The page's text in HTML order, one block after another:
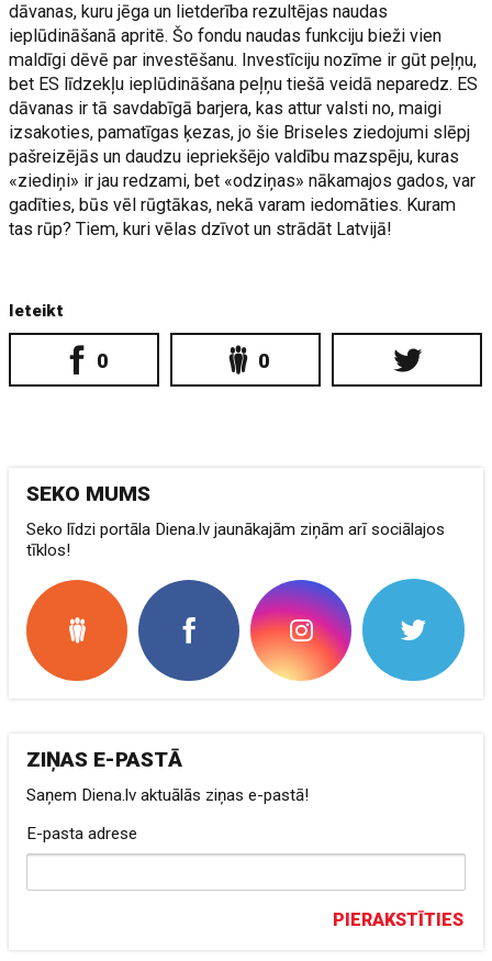
dāvanas, kuru jēga un lietderība rezultējas naudas
ieplūdināšanā apritē. Šo fondu naudas funkciju bieži vien
maldīgi dēvē par investēšanu. Investīciju nozīme ir gūt peļņu,
bet ES līdzekļu ieplūdināšana peļņu tiešā veidā neparedz. ES
dāvanas ir tā savdabīgā barjera, kas attur valsti no, maigi
izsakoties, pamatīgas ķezas, jo šie Briseles ziedojumi slēpj
pašreizējās un daudzu iepriekšējo valdību mazspēju, kuras
«ziediņi» ir jau redzami, bet «odziņas» nākamajos gados, var
gadīties, būs vēl rūgtākas, nekā varam iedomāties. Kuram
tas rūp? Tiem, kuri vēlas dzīvot un strādāt Latvijā!
Ieteikt
0 0
SEKO MUMS
Seko līdzi portāla Diena.lv jaunākajām ziņām arī sociālajos
tīklos!
ZIŅAS E-PASTĀ
Saņem Diena.lv aktuālās ziņas e-pastā!
E-pasta adrese
PIERAKSTĪTIES